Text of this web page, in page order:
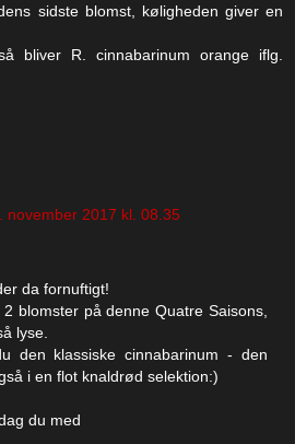
sidste blomst, køligheden giver en
bliver R. cinnabarinum orange iflg.
november 2017 kl. 08.35
da fornuftigt!
blomster på denne Quatre Saisons,
lyse.
den klassiske cinnabarinum - den
i en flot knaldrød selektion:)
du med